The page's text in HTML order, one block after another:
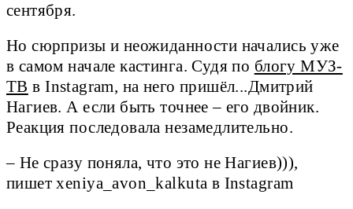
сентября.
Но сюрпризы и неожиданности начались уже
в самом начале кастинга. Судя по блогу МУЗ-
ТВ в Instagram, на него пришёл...Дмитрий
Нагиев. А если быть точнее – его двойник.
Реакция последовала незамедлительно.
– Не сразу поняла, что это не Нагиев))),
пишет xeniya_avon_kalkuta в Instagram